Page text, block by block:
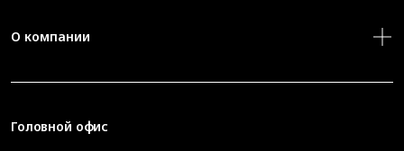
О компании
Головной офис